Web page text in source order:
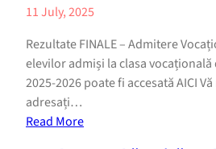
11 July, 2025
Rezultate FINALE – Admitere
elevilor admiși la clasa
2025-2026 poate fi accesată AICI
adresați…
Read More